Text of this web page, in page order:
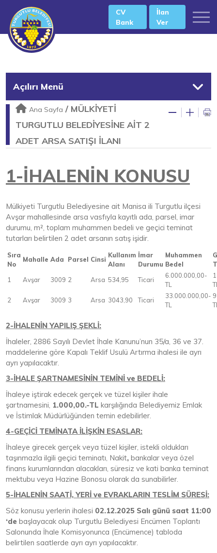
CV
Bank
İlan
Ver
Açılırı Menü
Ana Sayfa / MÜLKİYETİ
TURGUTLU BELEDİYESİNE AİT 2
ADET ARSA SATIŞI İLANI
1-İHALENİN KONUSU
Mülkiyeti Turgutlu Belediyesine ait Manisa ili Turgutlu ilçesi
Avşar mahallesinde arsa vasfıyla kayıtlı ada, parsel, imar
durumu, m², toplam muhammen bedeli ve geçici teminat
tutarları belirtilen 2 adet arsanın satış işidir.
Sıra
No
Mahalle Ada Parsel Cinsi
Kullanım
Alanı
İmar
Durumu
Muhammen
Bedel
1
Avşar 3009 2 Arsa 534,95 Ticari
6.000.000,00-
TL
2
Avşar 3009 3 Arsa 3043,90 Ticari
33.000.000,00-
TL
2-İHALENİN YAPILIŞ ŞEKLİ:
İhaleler, 2886 Sayılı Devlet İhale Kanunu’nun 35/a, 36 ve 37.
maddelerine göre Kapalı Teklif Usulü Artırma ihalesi ile ayrı
ayrı yapılacaktır.
3-İHALE ŞARTNAMESİNİN TEMİNİ ve BEDELİ:
İhaleye iştirak edecek gerçek ve tüzel kişiler ihale
şartnamesini, 1.000,00.-TL karşılığında Belediyemiz Emlak
ve İstimlak Müdürlüğünden temin edebilirler.
4-GEÇİCİ TEMİNATA İLİŞKİN ESASLAR:
İhaleye girecek gerçek veya tüzel kişiler, istekli oldukları
taşınmazla ilgili geçici teminatı, Nakit, bankalar veya özel
finans kurumlarından alacakları, süresiz ve kati banka teminat
mektubu veya Hazine Bonosu olarak da sunabilirler.
5-İHALENİN SAATİ, YERİ ve EVRAKLARIN TESLİM SÜRESİ:
Söz konusu yerlerin ihalesi 02.12.2025 Salı günü saat 11:00
‘de başlayacak olup Turgutlu Belediyesi Encümen Toplantı
Salonunda İhale Komisyonunca (Encümence) tabloda
belirtilen saatlerde ayrı ayrı yapılacaktır.